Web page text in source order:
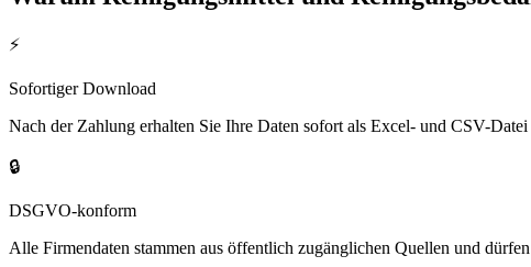
⚡
Sofortiger Download
Nach der Zahlung erhalten Sie Ihre Daten sofort als Excel- und CSV-
🔒
DSGVO-konform
Alle Firmendaten stammen aus öffentlich zugänglichen Quellen und